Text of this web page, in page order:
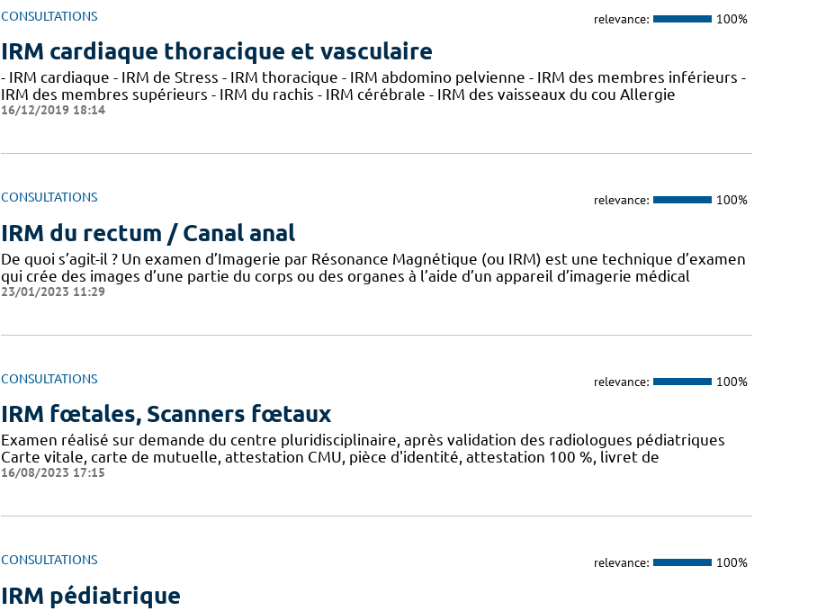
CONSULTATIONS relevance: 100%
IRM cardiaque thoracique et vasculaire
- IRM cardiaque - IRM de Stress - IRM thoracique - IRM abdomino pelvienne - IRM des membres inférieurs -
IRM des membres supérieurs - IRM du rachis - IRM cérébrale - IRM des vaisseaux du cou Allergie
16/12/2019 18:14
CONSULTATIONS relevance: 100%
IRM du rectum / Canal anal
De quoi s’agit-il ? Un examen d’Imagerie par Résonance Magnétique (ou IRM) est une technique d’examen
qui crée des images d’une partie du corps ou des organes à l’aide d’un appareil d’imagerie médical
23/01/2023 11:29
CONSULTATIONS relevance: 100%
IRM fœtales, Scanners fœtaux
Examen réalisé sur demande du centre pluridisciplinaire, après validation des radiologues pédiatriques
Carte vitale, carte de mutuelle, attestation CMU, pièce d'identité, attestation 100 %, livret de
16/08/2023 17:15
CONSULTATIONS relevance: 100%
IRM pédiatrique